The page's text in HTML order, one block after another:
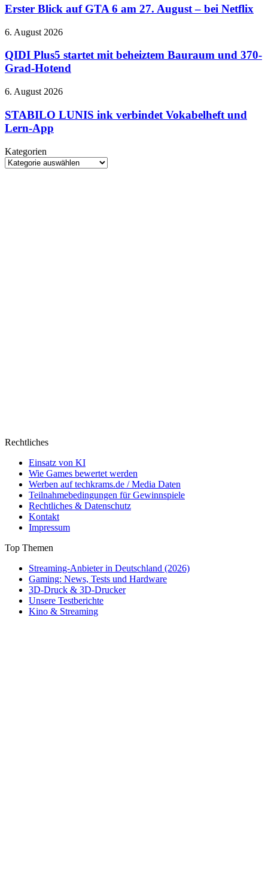
der
QuakeCon
verbessertes
auf
GTA
6
am
27.
August
–
Netflix
Erster Blick auf GTA 6 am 27. August – bei Netflix
QIDI
startet
mit
beheiztem
und
Grad-
Hotend
6. August 2026
QIDI Plus5 startet mit beheiztem Bauraum und 370-
Grad-Hotend
STABILO
ink
verbindet
Vokabelheft
Lern-
App
6. August 2026
STABILO LUNIS ink verbindet Vokabelheft und
Lern-App
Kategorien
Kategorien
Rechtliches
Einsatz von KI
Wie Games bewertet werden
Werben auf techkrams.de / Media Daten
Teilnahmebedingungen für Gewinnspiele
Rechtliches & Datenschutz
Kontakt
Impressum
Top Themen
Streaming-Anbieter in Deutschland (2026)
Gaming: News, Tests und Hardware
3D-Druck & 3D-Drucker
Unsere Testberichte
Kino & Streaming